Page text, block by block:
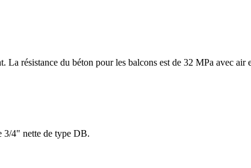
résistance du béton pour les balcons est de 32 MPa avec air
3/4" nette de type DB.